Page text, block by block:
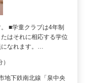
■学童クラブは4年制
はそれに相応する学位
なれます。…
地下鉄南北線「泉中央